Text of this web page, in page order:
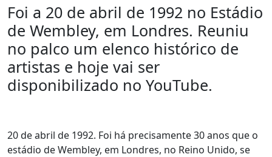
Foi a 20 de abril de 1992 no Estádio
de Wembley, em Londres. Reuniu
no palco um elenco histórico de
artistas e hoje vai ser
disponibilizado no YouTube.
20 de abril de 1992. Foi há precisamente 30 anos que o
estádio de Wembley, em Londres, no Reino Unido, se